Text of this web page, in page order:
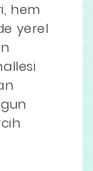
hem
yerel